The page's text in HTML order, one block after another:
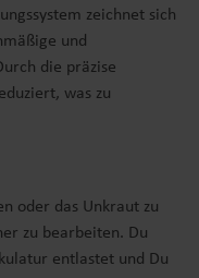
zeichnet sich
und
die präzise
was zu
oder das Unkraut zu
zu bearbeiten. Du
entlastet und Du